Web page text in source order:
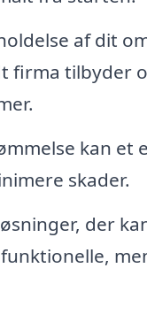
af dit
firma tilbyder
kan et
skader.
der